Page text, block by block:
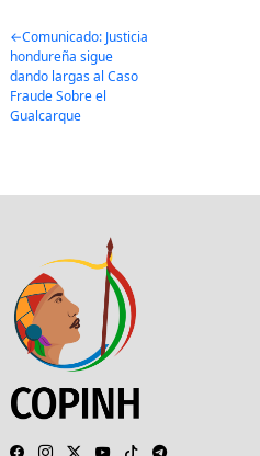
Post
navigation
Comunicado: Justicia
hondureña sigue
dando largas al Caso
Fraude Sobre el
Gualcarque